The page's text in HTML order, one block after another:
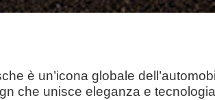
è un’icona globale
che unisce eleganza e